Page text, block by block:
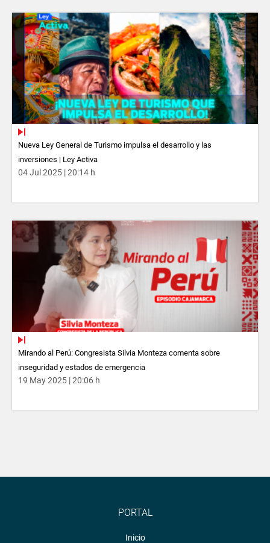
Nueva Ley General de Turismo impulsa el desarrollo y las
inversiones | Ley Activa
04 Jul 2025 | 20:14 h
Mirando al Perú: Congresista Silvia Monteza comenta sobre
inseguridad y estados de emergencia
19 May 2025 | 20:06 h
PORTAL
Inicio